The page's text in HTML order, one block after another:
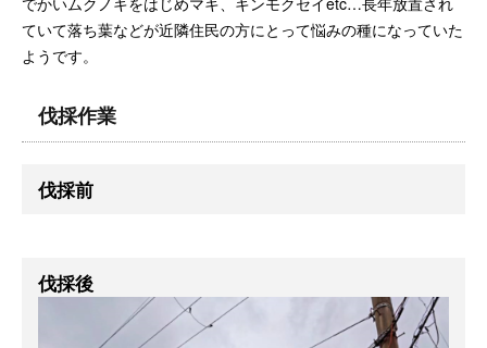
ていて落ち葉などが近隣住民の方にとって悩みの種になっていた
ようです。
伐採作業
伐採前
伐採後